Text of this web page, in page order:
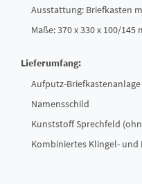
Ausstattung: Briefkasten
Maße: 370 x 330 x 100/145
Lieferumfang:
Aufputz-Briefkastenanlage
Namensschild
Kunststoff Sprechfeld
Kombiniertes Klingel-